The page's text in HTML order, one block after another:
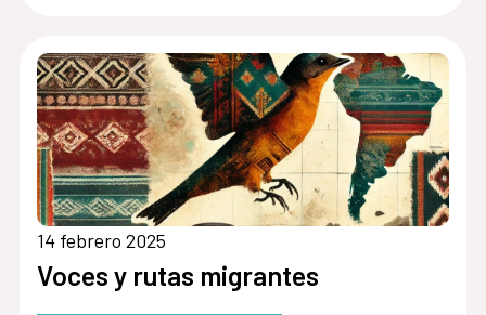
14 febrero 2025
Voces y rutas migrantes